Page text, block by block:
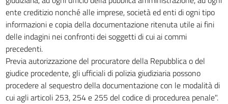
ente creditizio nonché alle imprese, società ed enti di ogni tipo
informazioni e copia della documentazione ritenuta utile ai fini
delle indagini nei confronti dei soggetti di cui ai commi
precedenti.
Previa autorizzazione del procuratore della Repubblica o del
giudice procedente, gli ufficiali di polizia giudiziaria possono
procedere al sequestro della documentazione con le modalità di
cui agli articoli 253, 254 e 255 del codice di procedurea penale".